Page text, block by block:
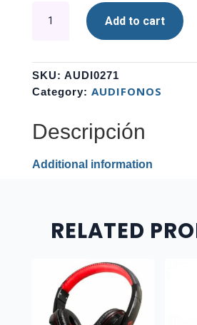
AURICULAR
RAZER
INTRAUDITIVO
TRASMISION
MORAY
RZ12-
04450100-
quantity
Add to cart
SKU: AUDI0271
Category: AUDIFONOS
Descripción
Additional information
RELATED